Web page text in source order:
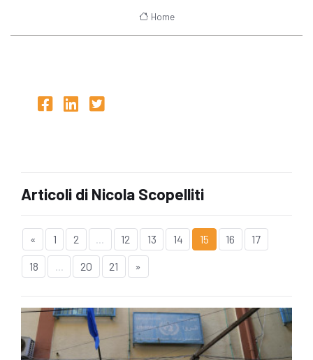
Home
Articoli di Nicola Scopelliti
« 1 2 12 13 14 15 16 17
18 ... 20 21 »